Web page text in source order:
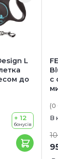
L
до
+ 12
бонусів
с
(0
В